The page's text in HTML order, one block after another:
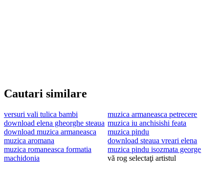
Cautari similare
versuri vali tulica bambi
muzica armaneasca petrecere
download elena gheorghe steaua muzica iu anchisishi feata
download muzica armaneasca
muzica pindu
muzica aromana
download steaua vreari elena
muzica romaneasca formatia
machidonia
muzica pindu isozmata george
vă rog selectaţi artistul